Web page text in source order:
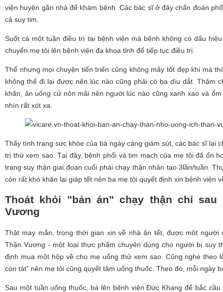
viện huyện gần nhà để khám bệnh. Các bác sĩ ở đây chẩn đoán
cả suy tim.
Suốt cả một tuần điều trị tại bệnh viện mà bệnh không có dấu
chuyển mẹ tôi lên bệnh viện đa khoa tỉnh để tiếp tục điều trị.
Thế nhưng mọi chuyện tiến triển cũng không mấy tốt đẹp khi mà
không thể đi lại được nên lúc nào cũng phải có ba dìu dắt. Thậm
khăn, ăn uống cứ nôn mãi nên người lúc nào cũng xanh xao và
nhìn rất xót xa.
Thấy tình trạng sức khỏe của bà ngày càng giảm sút, các bác sĩ lại
trị thử xem sao. Tại đây, bệnh phổi và tim mạch của mẹ tôi đã ổn
trạng suy thận giai đoạn cuối phải chạy thận nhân tạo 3lần/tuần.
còn rất khó khăn lại giáp tết nên ba mẹ tôi quyết định xin bệnh viện
Thoát khỏi "bản án" chạy thận chỉ
Vương
Thật may mắn, trong thời gian xin về nhà ăn tết, được một
Thận Vương - một loại thực phẩm chuyên dùng cho người bị suy
định mua một hộp về cho mẹ uống thử xem sao. Cũng nghe theo
còn tát” nên mẹ tôi cũng quyết tâm uống thuốc. Theo đó, mỗi ngày
Sau một tuần uống thuốc, bà lên bệnh viện Đức Khang để bắc